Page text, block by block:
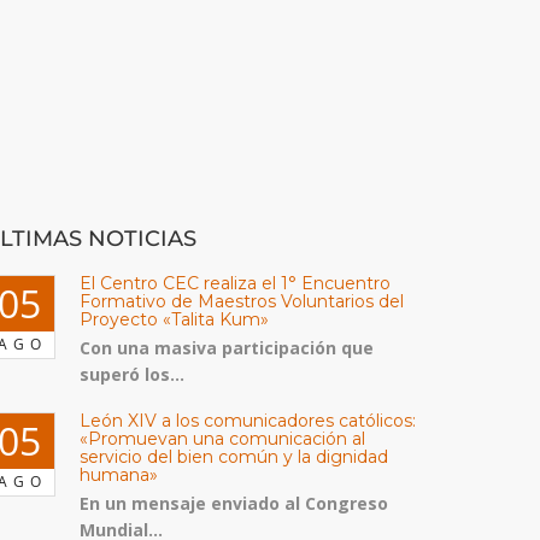
NOTICIAS
El Centro CEC realiza el 1° Encuentro
Formativo de Maestros Voluntarios del
Proyecto «Talita Kum»
Con una masiva participación que
superó los...
León XIV a los comunicadores católicos:
«Promuevan una comunicación al
servicio del bien común y la dignidad
humana»
En un mensaje enviado al Congreso
Mundial...